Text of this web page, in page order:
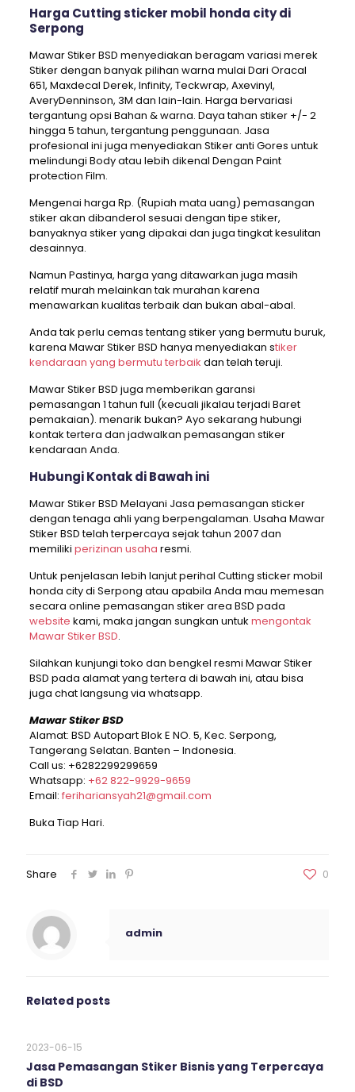
Harga Cutting sticker mobil honda city di
Serpong
Mawar Stiker BSD menyediakan beragam variasi merek
Stiker dengan banyak pilihan warna mulai Dari Oracal
651, Maxdecal Derek, Infinity, Teckwrap, Axevinyl,
AveryDenninson, 3M dan lain-lain. Harga bervariasi
tergantung opsi Bahan & warna. Daya tahan stiker +/- 2
hingga 5 tahun, tergantung penggunaan. Jasa
profesional ini juga menyediakan Stiker anti Gores untuk
melindungi Body atau lebih dikenal Dengan Paint
protection Film.
Mengenai harga Rp. (Rupiah mata uang) pemasangan
stiker akan dibanderol sesuai dengan tipe stiker,
banyaknya stiker yang dipakai dan juga tingkat kesulitan
desainnya.
Namun Pastinya, harga yang ditawarkan juga masih
relatif murah melainkan tak murahan karena
menawarkan kualitas terbaik dan bukan abal-abal.
Anda tak perlu cemas tentang stiker yang bermutu buruk,
karena Mawar Stiker BSD hanya menyediakan stiker
kendaraan yang bermutu terbaik dan telah teruji.
Mawar Stiker BSD juga memberikan garansi
pemasangan 1 tahun full (kecuali jikalau terjadi Baret
pemakaian). menarik bukan? Ayo sekarang hubungi
kontak tertera dan jadwalkan pemasangan stiker
kendaraan Anda.
Hubungi Kontak di Bawah ini
Mawar Stiker BSD Melayani Jasa pemasangan sticker
dengan tenaga ahli yang berpengalaman. Usaha Mawar
Stiker BSD telah terpercaya sejak tahun 2007 dan
memiliki perizinan usaha resmi.
Untuk penjelasan lebih lanjut perihal Cutting sticker mobil
honda city di Serpong atau apabila Anda mau memesan
secara online pemasangan stiker area BSD pada
website kami, maka jangan sungkan untuk mengontak
Mawar Stiker BSD.
Silahkan kunjungi toko dan bengkel resmi Mawar Stiker
BSD pada alamat yang tertera di bawah ini, atau bisa
juga chat langsung via whatsapp.
Mawar Stiker BSD
Alamat: BSD Autopart Blok E NO. 5, Kec. Serpong,
Tangerang Selatan. Banten – Indonesia.
Call us: +6282299299659
Whatsapp: +62 822-9929-9659
Email: ferihariansyah21@gmail.com
Buka Tiap Hari.
Share 0
admin
Related posts
2023-06-15
Jasa Pemasangan Stiker Bisnis yang Terpercaya
di BSD